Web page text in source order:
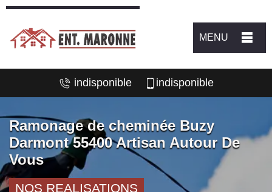
MENU
indisponible indisponible
Ramonage de cheminée Buzy
Darmont 55400 Artisan Autour De
Vous
NOS REALISATIONS